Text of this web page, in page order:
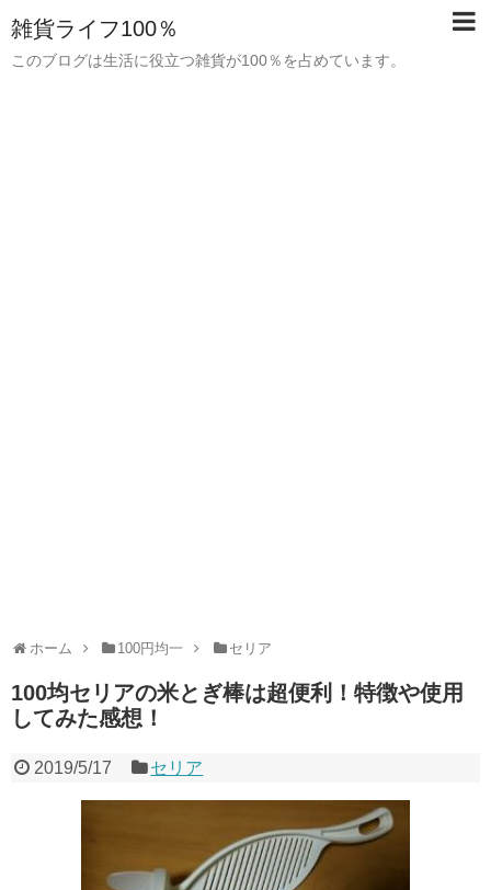
雑貨ライフ100％
このブログは生活に役立つ雑貨が100％を占めています。
ホーム 100円均一 セリア
100均セリアの米とぎ棒は超便利！特徴や使用
してみた感想！
2019/5/17 セリア